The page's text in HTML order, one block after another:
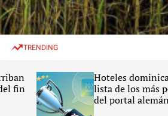
TRENDING
fin
Hoteles
lista de los más
del portal